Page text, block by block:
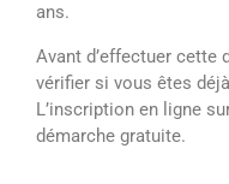
ans.
Avant d’effectuer cette
vérifier si vous êtes
L’inscription en ligne
démarche gratuite.